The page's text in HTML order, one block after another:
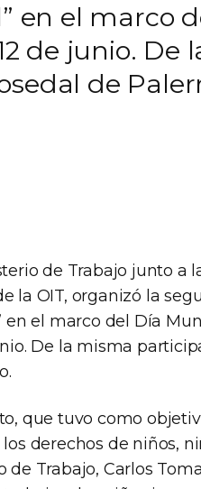
en el marco
de junio.
de
de Trabajo junto a
la OIT, organizó la
en el marco del Día
De la misma
que tuvo como
derechos de niños,
de Trabajo, Carlos